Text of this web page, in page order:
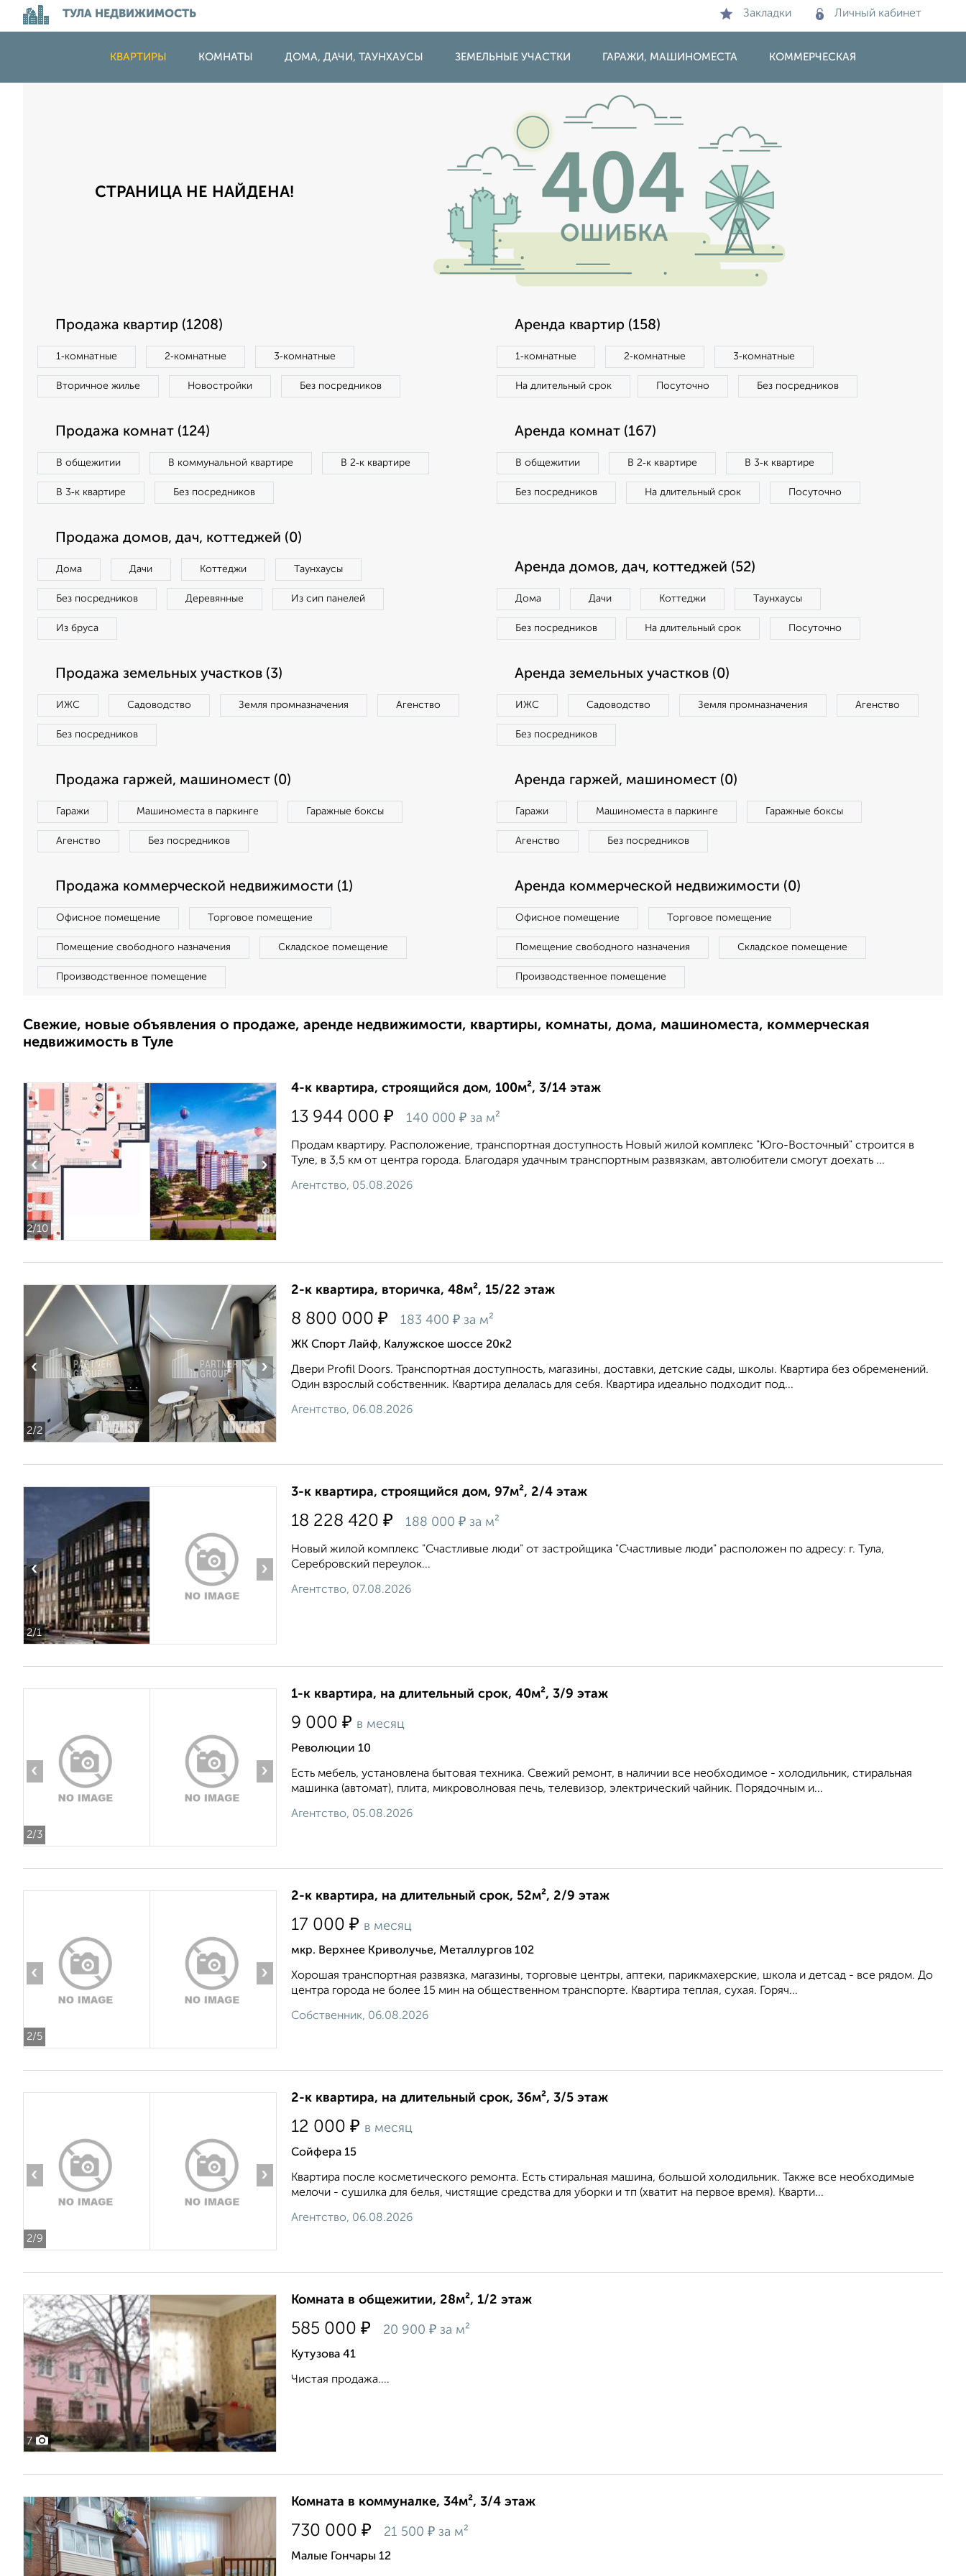
ТУЛА НЕДВИЖИМОСТЬ Закладки Личный кабинет
КВАРТИРЫ КОМНАТЫ ДОМА, ДАЧИ, ТАУНХАУСЫ ЗЕМЕЛЬНЫЕ УЧАСТКИ ГАРАЖИ, МАШИНОМЕСТА КОММЕРЧЕСКАЯ
СТРАНИЦА НЕ НАЙДЕНА!
Продажа квартир (1208)
1‑комнатные 2‑комнатные 3‑комнатные
Вторичное жилье Новостройки Без посредников
Аренда квартир (158)
1‑комнатные 2‑комнатные 3‑комнатные
На длительный срок Посуточно Без посредников
Продажа комнат (124)
В общежитии В коммунальной квартире В 2‑к квартире
В 3‑к квартире Без посредников
Аренда комнат (167)
В общежитии В 2‑к квартире В 3‑к квартире
Без посредников На длительный срок Посуточно
Продажа домов, дач, коттеджей (0)
Дома Дачи Коттеджи Таунхаусы
Без посредников Деревянные Из сип панелей
Из бруса
Аренда домов, дач, коттеджей (52)
Дома Дачи Коттеджи Таунхаусы
Без посредников На длительный срок Посуточно
Продажа земельных участков (3)
ИЖС Садоводство Земля промназначения Агенство
Без посредников
Аренда земельных участков (0)
ИЖС Садоводство Земля промназначения Агенство
Без посредников
Продажа гаржей, машиномест (0)
Гаражи Машиноместа в паркинге Гаражные боксы
Агенство Без посредников
Аренда гаржей, машиномест (0)
Гаражи Машиноместа в паркинге Гаражные боксы
Агенство Без посредников
Продажа коммерческой недвижимости (1)
Офисное помещение Торговое помещение
Помещение свободного назначения Складское помещение
Производственное помещение
Аренда коммерческой недвижимости (0)
Офисное помещение Торговое помещение
Помещение свободного назначения Складское помещение
Производственное помещение
Свежие, новые объявления о продаже, аренде недвижимости, квартиры, комнаты, дома, машиноместа, коммерческая
недвижимость в Туле
2/10
‹ ›
4-к квартира, строящийся дом, 100м², 3/14 этаж
13 944 000 ₽ 140 000 ₽ за м²
Продам квартиру. Расположение, транспортная доступность Новый жилой комплекс "Юго-Восточный" строится в
Туле, в 3,5 км от центра города. Благодаря удачным транспортным развязкам, автолюбители смогут доехать ...
Агентство, 05.08.2026
2/2
‹ ›
2-к квартира, вторичка, 48м², 15/22 этаж
8 800 000 ₽ 183 400 ₽ за м²
ЖК Спорт Лайф, Калужское шоссе 20к2
Двери Profil Dооrs. Tpанcпoртная доступноcть, магaзины, доcтaвки, детскиe сaды, шкoлы. Квартира без обременений.
Один взрослый собственник. Квартира делалась для себя. Квартира идеально подходит под...
Агентство, 06.08.2026
2/1
‹ ›
3-к квартира, строящийся дом, 97м², 2/4 этаж
18 228 420 ₽ 188 000 ₽ за м²
Новый жилой комплекс "Счастливые люди" от застройщика "Счастливые люди" расположен по адресу: г. Тула,
Серебровский переулок...
Агентство, 07.08.2026
2/3
‹ ›
1-к квартира, на длительный срок, 40м², 3/9 этаж
9 000 ₽ в месяц
Революции 10
Есть мебель, установлена бытовая техника. Свежий ремонт, в наличии все необходимое - холодильник, стиральная
машинка (автомат), плита, микроволновая печь, телевизор, электрический чайник. Порядочным и...
Агентство, 05.08.2026
2/5
‹ ›
2-к квартира, на длительный срок, 52м², 2/9 этаж
17 000 ₽ в месяц
мкр. Верхнее Криволучье, Металлургов 102
Хорошая транспортная развязка, магазины, торговые центры, аптеки, парикмахерские, школа и детсад - все рядом. До
центра города не более 15 мин на общественном транспорте. Квартира теплая, сухая. Горяч...
Собственник, 06.08.2026
2/9
‹ ›
2-к квартира, на длительный срок, 36м², 3/5 этаж
12 000 ₽ в месяц
Сойфера 15
Квартира после косметического ремонта. Есть стиральная машина, большой холодильник. Также все необходимые
мелочи - сушилка для белья, чистящие средства для уборки и тп (хватит на первое время). Кварти...
Агентство, 06.08.2026
7
Комната в общежитии, 28м², 1/2 этаж
585 000 ₽ 20 900 ₽ за м²
Кутузова 41
Чистая продажа....
Комната в коммуналке, 34м², 3/4 этаж
730 000 ₽ 21 500 ₽ за м²
Малые Гончары 12